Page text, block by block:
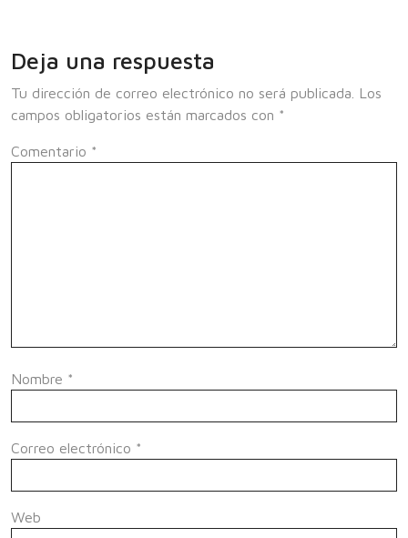
Deja una respuesta
Tu dirección de correo electrónico no será publicada.
Los
campos obligatorios están marcados con *
Comentario *
Nombre *
Correo electrónico *
Web